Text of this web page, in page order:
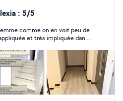
(montage de meubles,
plaques cuisson), une
missions de second
je peux vous conseiller par
pour vous rencontrer avant
au mieux à vos
COURS DE BRICOLAGE,
Ceux-ci peuvent aussi avoir
chez vous.
: 5/5
comme on en voit peu de
et très impliquée dans
tout et a très vite pour un